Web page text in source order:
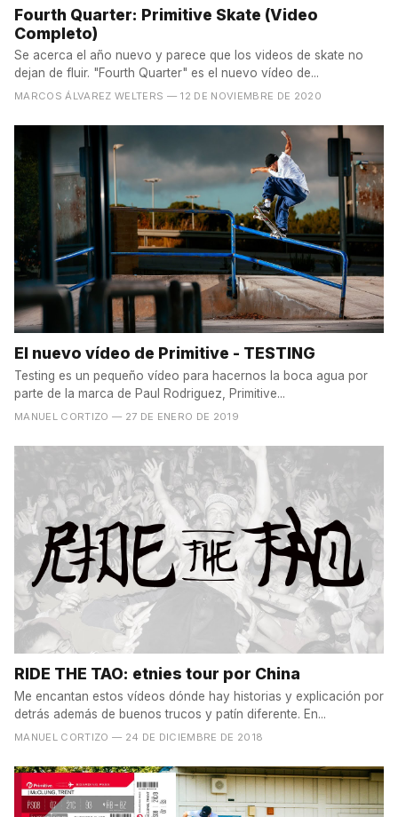
Fourth Quarter: Primitive Skate (Video
Completo)
Se acerca el año nuevo y parece que los videos de skate no
dejan de fluir. "Fourth Quarter" es el nuevo vídeo de...
MARCOS ÁLVAREZ WELTERS — 12 DE NOVIEMBRE DE 2020
El nuevo vídeo de Primitive - TESTING
Testing es un pequeño vídeo para hacernos la boca agua por
parte de la marca de Paul Rodriguez, Primitive...
MANUEL CORTIZO — 27 DE ENERO DE 2019
RIDE THE TAO: etnies tour por China
Me encantan estos vídeos dónde hay historias y explicación por
detrás además de buenos trucos y patín diferente. En...
MANUEL CORTIZO — 24 DE DICIEMBRE DE 2018